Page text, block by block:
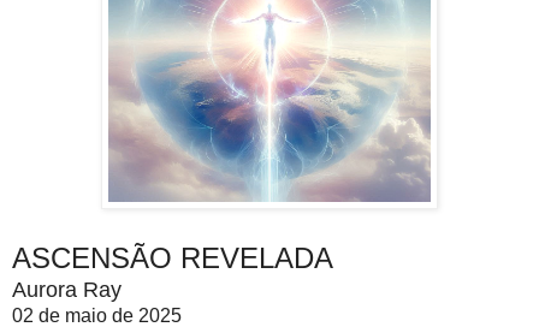
ASCENSÃO REVELADA
Aurora Ray
02 de maio de 2025